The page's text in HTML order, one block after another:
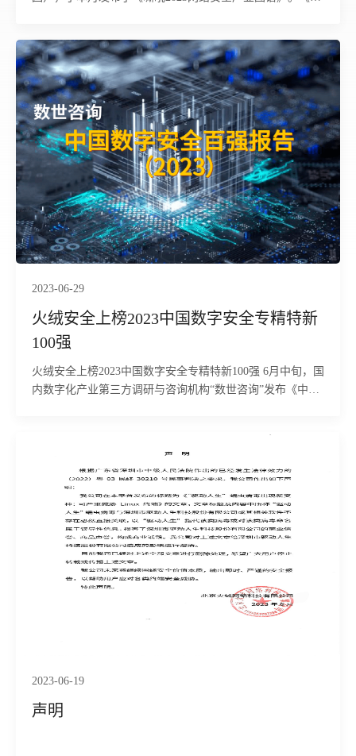
2023-06-29
火绒安全上榜2023中国数字安全专精特新
100强
火绒安全上榜2023中国数字安全专精特新100强 6月中旬，国
内数字化产业第三方调研与咨询机构“数世咨询”发布《中国
2023-06-19
声明